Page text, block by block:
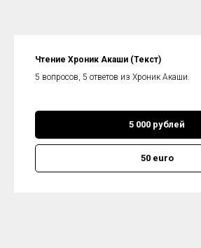
Чтение Хроник Акаши (Текст)
5 вопросов, 5 ответов из Хроник Акаши.
5 000 рублей
50 euro